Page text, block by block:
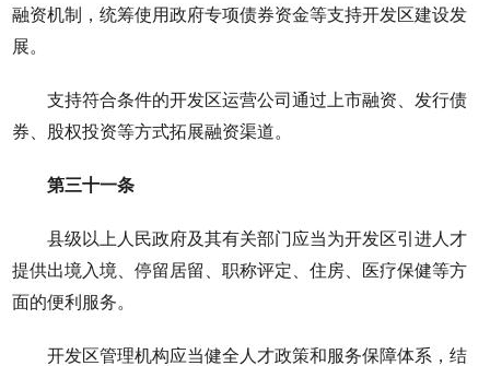
融资机制，统筹使用政府专项债券资金等支持开发区建设发
展。
支持符合条件的开发区运营公司通过上市融资、发行债
券、股权投资等方式拓展融资渠道。
第三十一条
县级以上人民政府及其有关部门应当为开发区引进人才
提供出境入境、停留居留、职称评定、住房、医疗保健等方
面的便利服务。
开发区管理机构应当健全人才政策和服务保障体系，结